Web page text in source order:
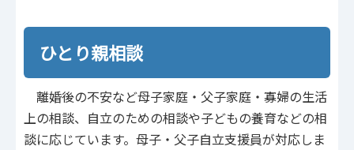
ひとり親相談
離婚後の不安など母子家庭・父子家庭・寡婦の生活
上の相談、自立のための相談や子どもの養育などの相
談に応じています。母子・父子自立支援員が対応しま